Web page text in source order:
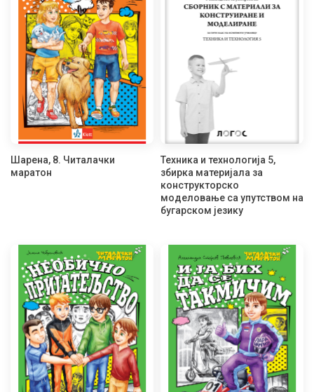
Шарена, 8. Читалачки
маратон
Техника и технологија 5,
збирка материјала за
конструкторско
моделовање са упутством на
бугарском језику